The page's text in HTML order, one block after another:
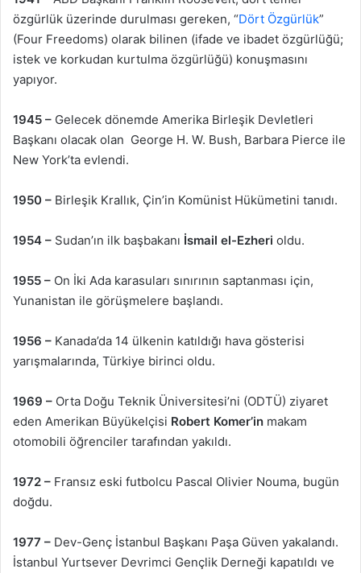
özgürlük üzerinde durulması gereken, “Dört Özgürlük”
(Four Freedoms) olarak bilinen (ifade ve ibadet özgürlüğü;
istek ve korkudan kurtulma özgürlüğü) konuşmasını
yapıyor.
1945 – Gelecek dönemde Amerika Birleşik Devletleri
Başkanı olacak olan George H. W. Bush, Barbara Pierce ile
New York’ta evlendi.
1950 – Birleşik Krallık, Çin’in Komünist Hükümetini tanıdı.
1954 – Sudan’ın ilk başbakanı İsmail el-Ezheri oldu.
1955 – On İki Ada karasuları sınırının saptanması için,
Yunanistan ile görüşmelere başlandı.
1956 – Kanada’da 14 ülkenin katıldığı hava gösterisi
yarışmalarında, Türkiye birinci oldu.
1969 – Orta Doğu Teknik Üniversitesi’ni (ODTÜ) ziyaret
eden Amerikan Büyükelçisi Robert Komer’in makam
otomobili öğrenciler tarafından yakıldı.
1972 – Fransız eski futbolcu Pascal Olivier Nouma, bugün
doğdu.
1977 – Dev-Genç İstanbul Başkanı Paşa Güven yakalandı.
İstanbul Yurtsever Devrimci Gençlik Derneği kapatıldı ve